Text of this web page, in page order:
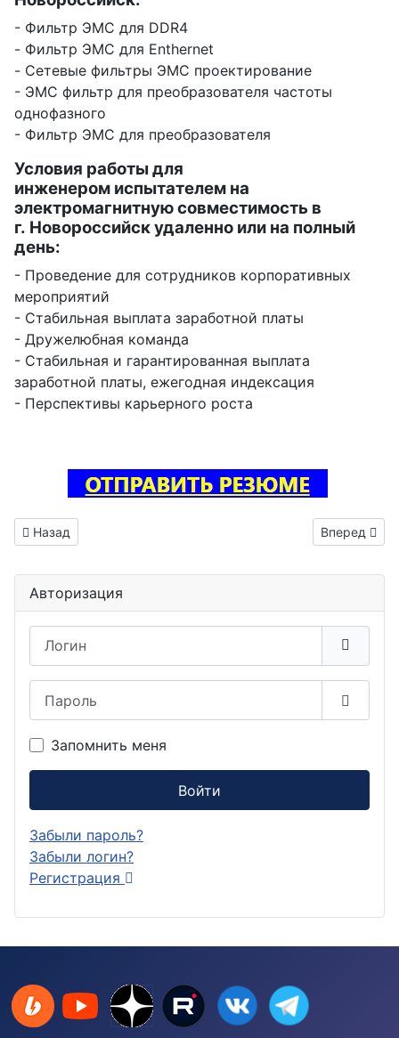
- Фильтр ЭМС для DDR4
- Фильтр ЭМС для Enthernet
- Сетевые фильтры ЭМС проектирование
- ЭМС фильтр для преобразователя частоты
однофазного
- Фильтр ЭМС для преобразователя
Условия работы для
инженером испытателем на
электромагнитную совместимость в
г. Новороссийск удаленно или на полный
день:
- Проведение для сотрудников корпоративных
мероприятий
- Стабильная выплата заработной платы
- Дружелюбная команда
- Стабильная и гарантированная выплата
заработной платы, ежегодная индексация
- Перспективы карьерного роста
Предыдущий: Инженер трассировщик печатных плат
Назад Следующий:
Вперед
Авторизация
Запомнить меня
Войти
Забыли пароль?
Забыли логин?
Регистрация